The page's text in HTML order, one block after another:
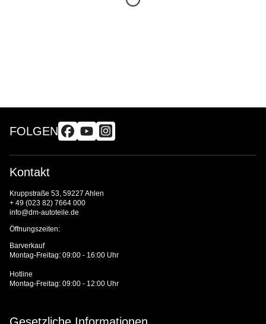
FOLGEN
Kontakt
Kruppstraße 53, 59227 Ahlen
+ 49 (023 82) 7664 000
info@dm-autoteile.de
Öffnungszeiten:
Barverkauf
Montag-Freitag: 09:00 - 16:00 Uhr
Hotline
Montag-Freitag: 09:00 - 12:00 Uhr